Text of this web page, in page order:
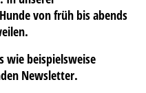
von früh bis abends
wie beispielsweise
Newsletter.